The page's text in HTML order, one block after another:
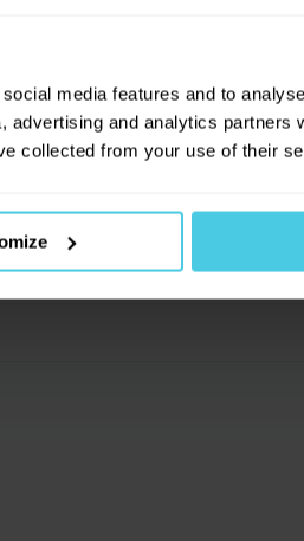
media features and to
and analytics partners
collected from your use of their
Přihlásit se a získat slevu
.